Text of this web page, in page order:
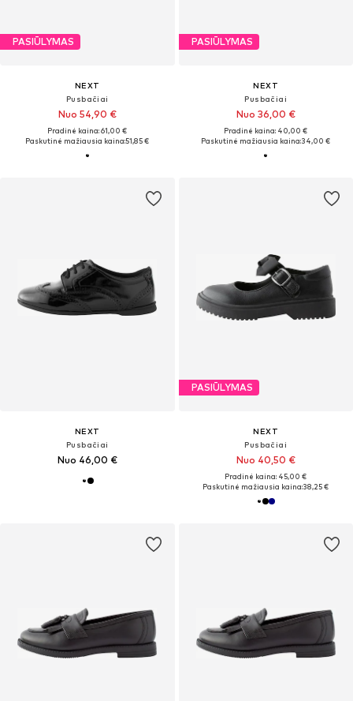
PASIŪLYMAS
NEXT
Pusbačiai
Nuo 54,90 €
Pradinė kaina: 61,00 €
Paskutinė mažiausia kaina:51,85 €
PASIŪLYMAS
NEXT
Pusbačiai
Nuo 36,00 €
Pradinė kaina: 40,00 €
Paskutinė mažiausia kaina:34,00 €
NEXT
Pusbačiai
Nuo 46,00 €
PASIŪLYMAS
NEXT
Pusbačiai
Nuo 40,50 €
Pradinė kaina: 45,00 €
Paskutinė mažiausia kaina:38,25 €